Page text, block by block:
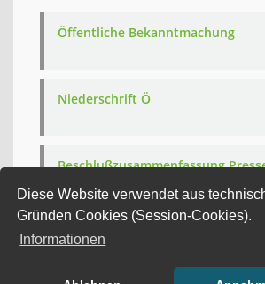
Diese Website verwendet aus
Gründen Cookies (Session-Cookies).
Informationen
Öffentliche Bekanntmachung
Niederschrift Ö
Beschlußzusammenfassung
Software: